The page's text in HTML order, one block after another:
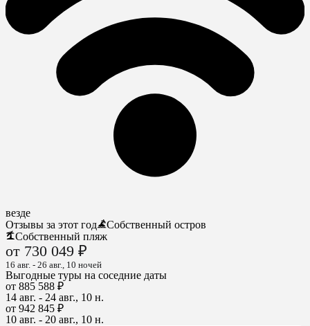
везде
Отзывы за этот год
Собственный остров
Собственный пляж
от 730 049 ₽
16 авг. - 26 авг., 10 ночей
Выгодные туры на соседние даты
от 885 588 ₽
14 авг. - 24 авг., 10 н.
от 942 845 ₽
10 авг. - 20 авг., 10 н.